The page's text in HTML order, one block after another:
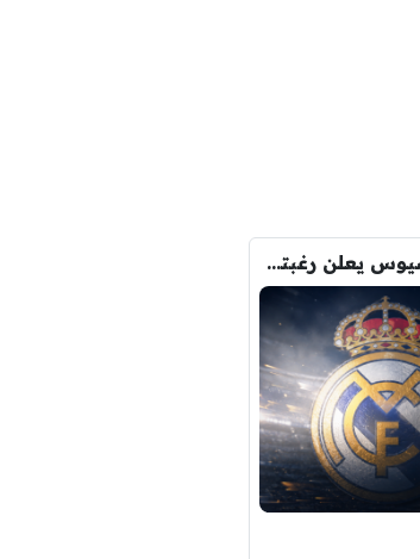
قبل انتهاء الاجتماع .. فينيسيوس يعلن رغبته في الرحيل عن ريال مدريد !